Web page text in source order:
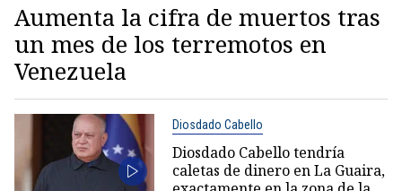
Aumenta la cifra de muertos tras
un mes de los terremotos en
Venezuela
Diosdado Cabello
Diosdado Cabello tendría
caletas de dinero en La Guaira,